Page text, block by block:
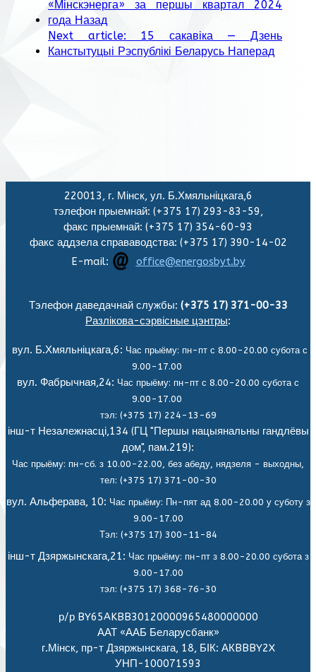
«Мінскэнерга» за першы квартал 2024
года Назад
Next article: 15 сакавіка — Дзень
Канстытуцыі Рэспублікі Беларусь Наперад
220013, г. Мінск, ул. Б.Хмяльніцкага,6
тэлефон прыемнай: (+375 17) 293-83-59,
факс прыемнай: (+375 17) 354-60-93
факс аддзела справаводства: (+375 17) 390-14-02
E-mail:
office@energosbyt.by
Тэлефон даведачнай службы: (+375 17) 371-00-33
Разлікова-сэрвісные цэнтры:
вул. Б.Хмяльніцкага,6: Час прыёму: пн-пт с 8.00-20.00 субота с
9.00-17.00
вул. Фабрычная,24: Час прыёму: пн-пт с 8.00-20.00 субота с
9.00-17.00
тэл: (+375 17) 224-13-69
інш-т Незалежнасці,134 (ГЦ "Першы нацыянальны гандлёвы
дом", пам.219):
Час прыёму: пн-сб. з 10.00-22.00, без абеду, нядзеля - выходны,
тел: (+375 17) 371-00-30
вул. Альферава, 10: Час прыёму: Пн-пят ад 8.00-20.00 у суботу з
9.00-17.00
Тэл: (+375 17) 300-11-84
інш-т Дзяржынскага,21: Час прыёму: пн-пт з 8.00-20.00 субота з
9.00-17.00
тэл: (+375 17) 368-76-30
р/р BY65AKBB30120000965480000000
ААТ «ААБ Беларусбанк»
г.Мiнск, пр-т Дзяржынскага, 18, БІК: АКBBBY2X
УНП-100071593